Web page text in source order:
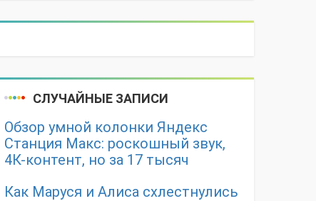
СЛУЧАЙНЫЕ ЗАПИСИ
Обзор умной колонки Яндекс
Станция Макс: роскошный звук,
4К-контент, но за 17 тысяч
Как Маруся и Алиса схлестнулись